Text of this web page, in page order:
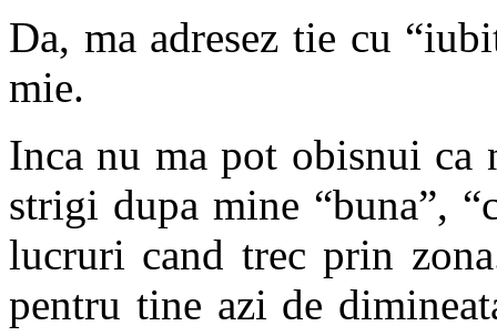
Da, ma adresez tie cu
mie.
Inca nu ma pot obisnui ca
strigi dupa mine “buna”,
lucruri cand trec prin
pentru tine azi de